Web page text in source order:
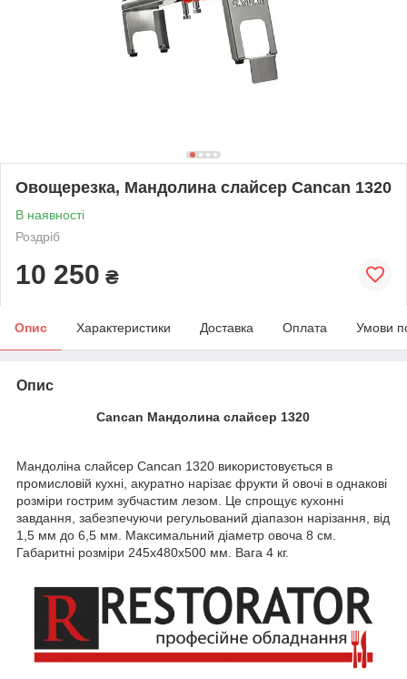
Овощерезка, Мандолина слайсер Cancan 1320
В наявності
Роздріб
10 250 ₴
Опис Характеристики Доставка Оплата Умови
Опис
Cancan Мандолина слайсер 1320
Мандоліна слайсер Cancan 1320 використовується в
промисловій кухні, акуратно нарізає фрукти й овочі в однакові
розміри гострим зубчастим лезом. Це спрощує кухонні
завдання, забезпечуючи регульований діапазон нарізання, від
1,5 мм до 6,5 мм. Максимальний діаметр овоча 8 см.
Габаритні розміри 245х480х500 мм. Вага 4 кг.